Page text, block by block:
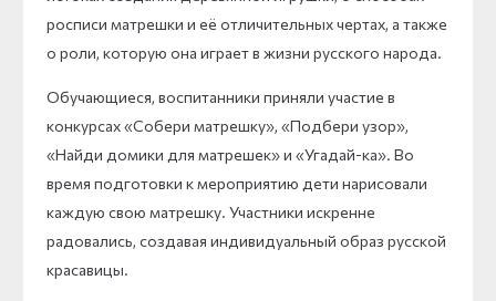
росписи матрешки и её отличительных чертах, а также
о роли, которую она играет в жизни русского народа.
Обучающиеся, воспитанники приняли участие в
конкурсах «Собери матрешку», «Подбери узор»,
«Найди домики для матрешек» и «Угадай-ка». Во
время подготовки к мероприятию дети нарисовали
каждую свою матрешку. Участники искренне
радовались, создавая индивидуальный образ русской
красавицы.